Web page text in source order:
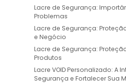
Lacre de Segurança:
Problemas
Lacre de Segurança:
e Negócio
Lacre de Segurança:
Produtos
Lacre VOID Personalizado: A
Segurança e Fortalecer Sua